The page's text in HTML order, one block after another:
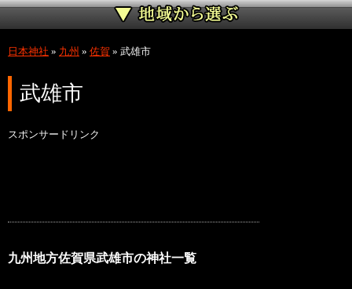
日本神社 » 九州 » 佐賀 » 武雄市
武雄市
スポンサードリンク
九州地方佐賀県武雄市の神社一覧